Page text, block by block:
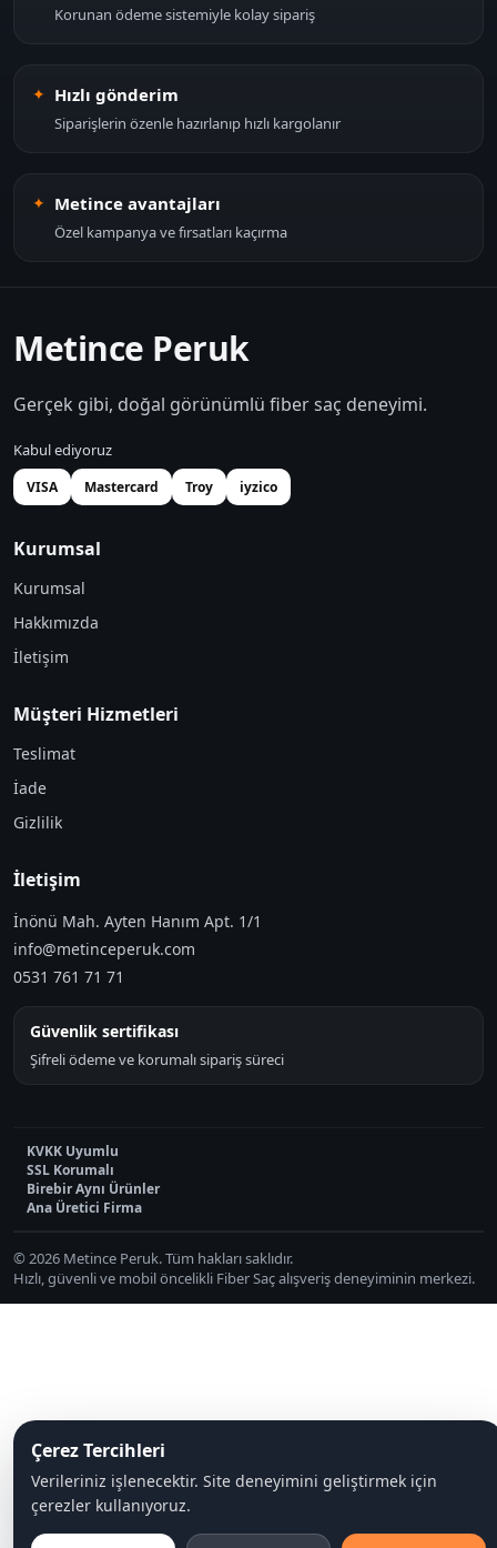
Korunan ödeme sistemiyle kolay sipariş
Hızlı gönderim
Siparişlerin özenle hazırlanıp hızlı kargolanır
Metince avantajları
Özel kampanya ve fırsatları kaçırma
Metince Peruk
Gerçek gibi, doğal görünümlü fiber saç deneyimi.
Kabul ediyoruz
VISA Mastercard Troy iyzico
Kurumsal
Kurumsal
Hakkımızda
İletişim
Müşteri Hizmetleri
Teslimat
İade
Gizlilik
İletişim
İnönü Mah. Ayten Hanım Apt. 1/1
info@metinceperuk.com
0531 761 71 71
Güvenlik sertifikası
Şifreli ödeme ve korumalı sipariş süreci
KVKK Uyumlu
SSL Korumalı
Birebir Aynı Ürünler
Ana Üretici Firma
© 2026 Metince Peruk. Tüm hakları saklıdır.
Hızlı, güvenli ve mobil öncelikli Fiber Saç alışveriş deneyiminin merkezi.
Çerez Tercihleri
Verileriniz işlenecektir. Site deneyimini geliştirmek için
çerezler kullanıyoruz.